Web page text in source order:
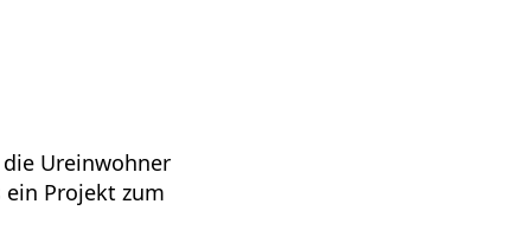
Ureinwohner
Projekt zum